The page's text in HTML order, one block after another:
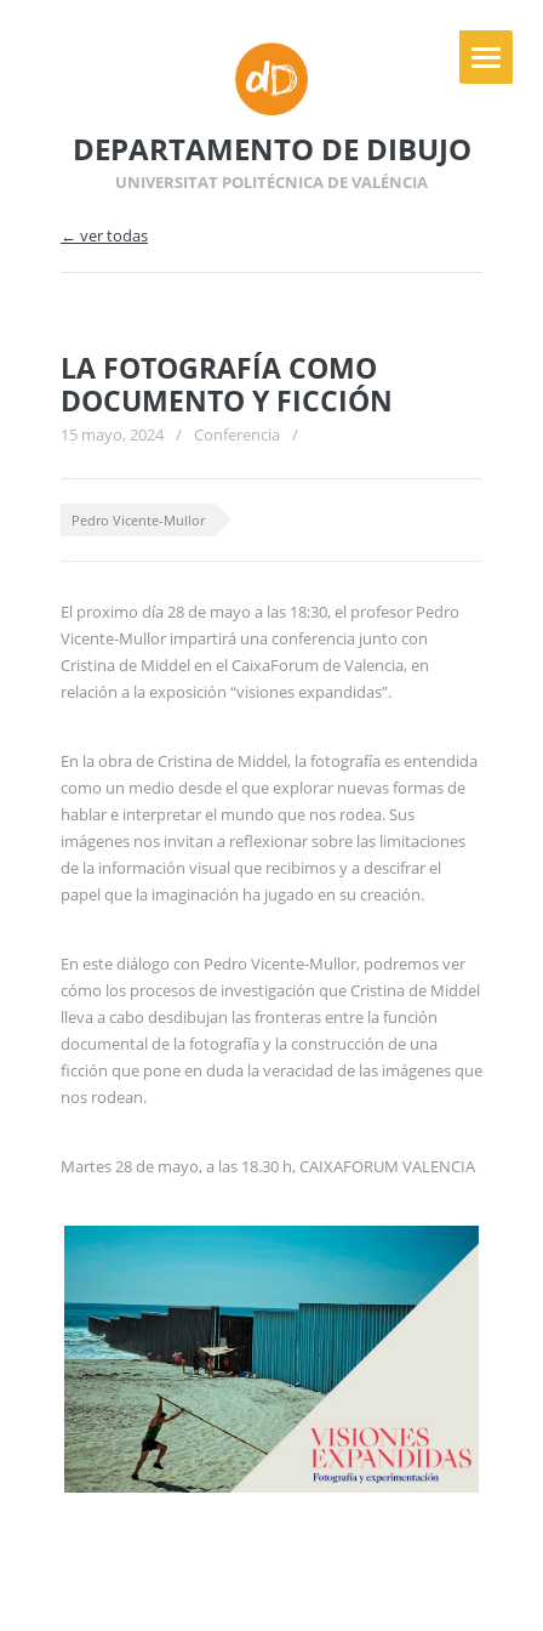
DEPARTAMENTO DE DIBUJO
UNIVERSITAT POLITÉCNICA DE VALÉNCIA
← ver todas
LA FOTOGRAFÍA COMO
DOCUMENTO Y FICCIÓN
15 mayo, 2024 / Conferencia /
Pedro Vicente-Mullor
El proximo día 28 de mayo a las 18:30, el profesor Pedro
Vicente-Mullor impartirá una conferencia junto con
Cristina de Middel en el CaixaForum de Valencia, en
relación a la exposición “visiones expandidas”.
En la obra de Cristina de Middel, la fotografía es entendida
como un medio desde el que explorar nuevas formas de
hablar e interpretar el mundo que nos rodea. Sus
imágenes nos invitan a reflexionar sobre las limitaciones
de la información visual que recibimos y a descifrar el
papel que la imaginación ha jugado en su creación.
En este diálogo con Pedro Vicente-Mullor, podremos ver
cómo los procesos de investigación que Cristina de Middel
lleva a cabo desdibujan las fronteras entre la función
documental de la fotografía y la construcción de una
ficción que pone en duda la veracidad de las imágenes que
nos rodean.
Martes 28 de mayo, a las 18.30 h, CAIXAFORUM VALENCIA